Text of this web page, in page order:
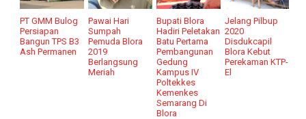
PT GMM Bulog
Persiapan
Bangun TPS B3
Ash Permanen
Pawai Hari
Sumpah
Pemuda Blora
2019
Berlangsung
Meriah
Bupati Blora
Hadiri Peletakan
Batu Pertama
Pembangunan
Gedung
Kampus IV
Poltekkes
Kemenkes
Semarang Di
Blora
Jelang Pilbup
2020
Disdukcapil
Blora Kebut
Perekaman KTP-
El